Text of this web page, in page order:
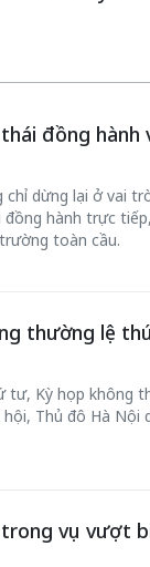
đồng hành
chỉ dừng lại ở vai
hành trực
toàn cầu.
thường lệ
tư, Kỳ họp không
Thủ đô Hà Nội
vụ vượt